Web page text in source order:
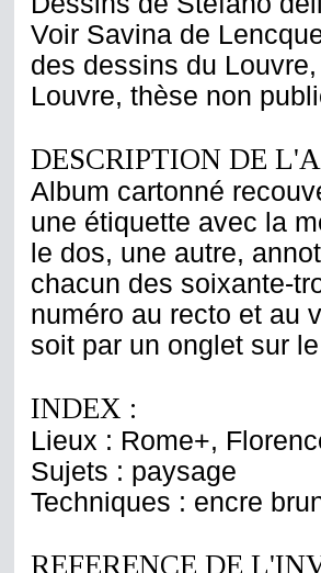
Voir Savina de
des dessins du
Louvre, thèse non
DESCRIPTION DE
Album cartonné
une étiquette avec la
le dos, une autre,
chacun des soixante-
numéro au recto et au
soit par un onglet sur
INDEX :
Lieux : Rome+,
Sujets : paysage
Techniques : encre
REFERENCE DE